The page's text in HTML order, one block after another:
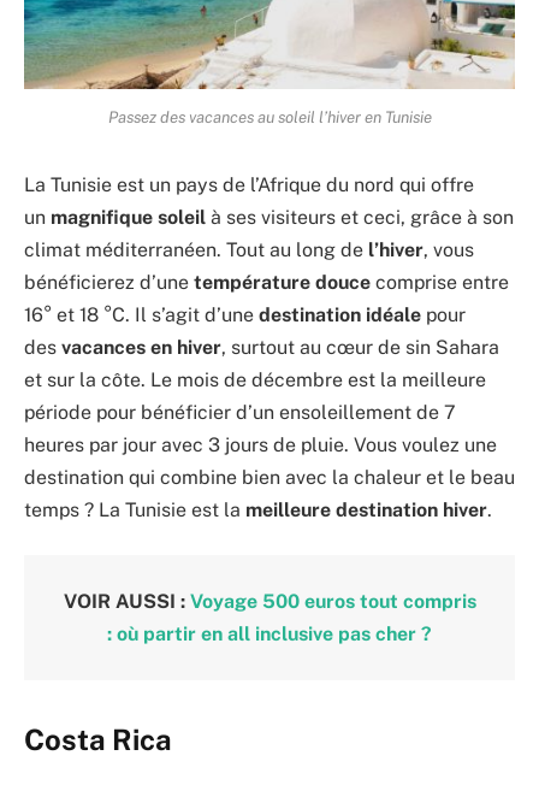
Passez des vacances au soleil l’hiver en Tunisie
La Tunisie est un pays de l’Afrique du nord qui offre
un magnifique soleil à ses visiteurs et ceci, grâce à son
climat méditerranéen. Tout au long de l’hiver, vous
bénéficierez d’une température douce comprise entre
16° et 18 °C. Il s’agit d’une destination idéale pour
des vacances en hiver, surtout au cœur de sin Sahara
et sur la côte. Le mois de décembre est la meilleure
période pour bénéficier d’un ensoleillement de 7
heures par jour avec 3 jours de pluie. Vous voulez une
destination qui combine bien avec la chaleur et le beau
temps ? La Tunisie est la meilleure destination hiver.
VOIR AUSSI : Voyage 500 euros tout compris
: où partir en all inclusive pas cher ?
Costa Rica